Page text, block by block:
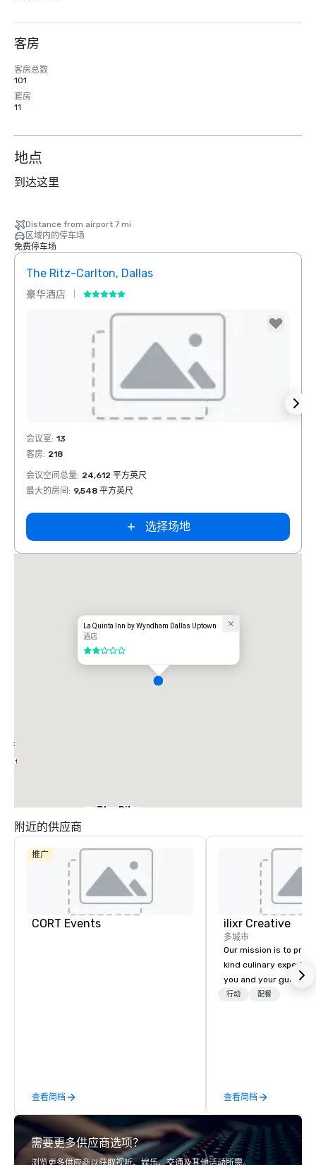
客房
客房总数
101
套房
11
地点
到达这里
Distance from airport 7 mi
区域内的停车场
免费停车场
The Ritz-Carlton, Dallas
豪华酒店
Removed from favorites
会议室: 13
客房: 218
会议空间总量: 24,612 平方英尺
最大的房间 : 9,548 平方英尺
选择场地
La Quinta Inn by Wyndham Dallas Uptown
酒店
2/5
The Ritz-
Dallas Hotel
Crowne Plaza
Dallas
Downtown
附近的供应商
推广
CORT Events
查看简档
ilixr Creative
多城市
Our mission is to
kind culinary
you and your guests
memories and
catering industry.
行动 配餐
查看简档
需要更多供应商选项？
浏览更多供应商以获取视听、娱乐、交通及其他活动所需。